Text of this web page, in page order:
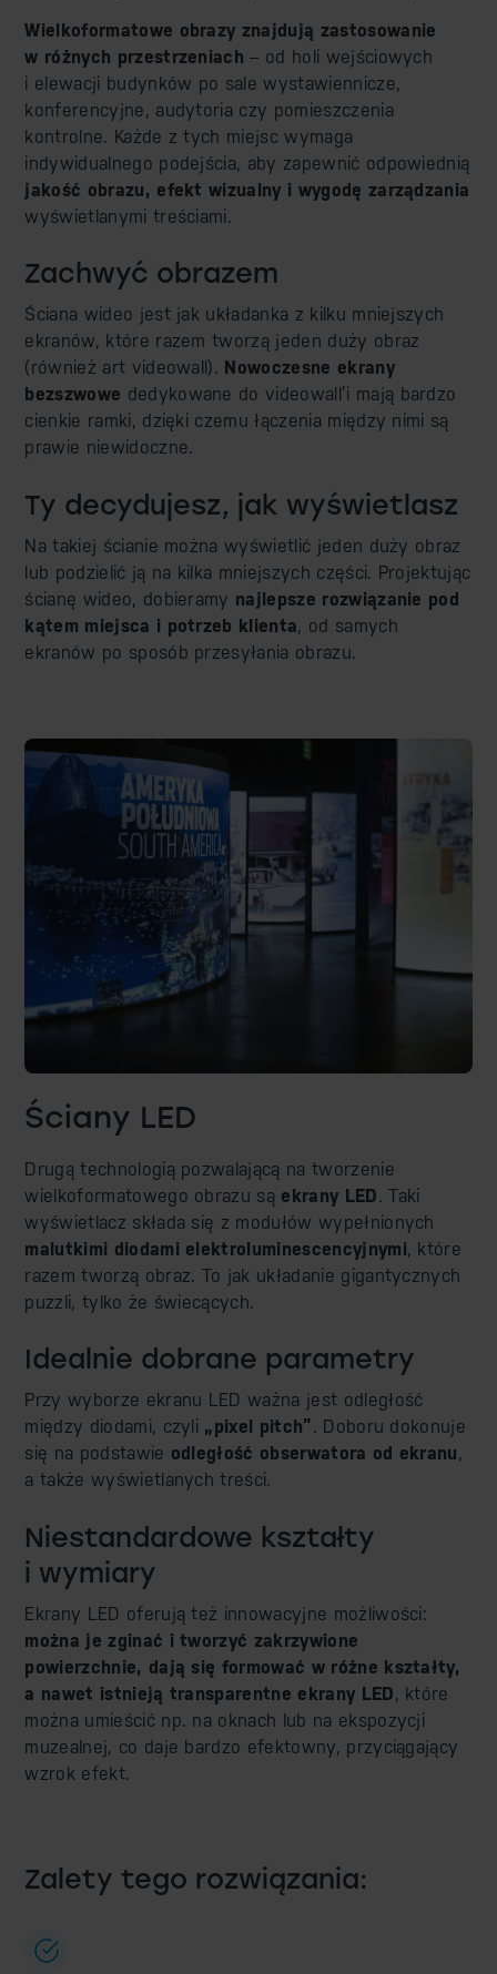
Wielkoformatowe obrazy znajdują zastosowanie
w różnych przestrzeniach – od holi wejściowych
i elewacji budynków po sale wystawiennicze,
konferencyjne, audytoria czy pomieszczenia
kontrolne. Każde z tych miejsc wymaga
indywidualnego podejścia, aby zapewnić odpowiednią
jakość obrazu, efekt wizualny i wygodę zarządzania
wyświetlanymi treściami.
Zachwyć obrazem
Ściana wideo jest jak układanka z kilku mniejszych
ekranów, które razem tworzą jeden duży obraz
(również art videowall). Nowoczesne ekrany
bezszwowe dedykowane do videowall’i mają bardzo
cienkie ramki, dzięki czemu łączenia między nimi są
prawie niewidoczne.
Ty decydujesz, jak wyświetlasz
Na takiej ścianie można wyświetlić jeden duży obraz
lub podzielić ją na kilka mniejszych części. Projektując
ścianę wideo, dobieramy najlepsze rozwiązanie pod
kątem miejsca i potrzeb klienta, od samych
ekranów po sposób przesyłania obrazu.
Ściany LED
Drugą technologią pozwalającą na tworzenie
wielkoformatowego obrazu są ekrany LED. Taki
wyświetlacz składa się z modułów wypełnionych
malutkimi diodami elektroluminescencyjnymi, które
razem tworzą obraz. To jak układanie gigantycznych
puzzli, tylko że świecących.
Idealnie dobrane parametry
Przy wyborze ekranu LED ważna jest odległość
między diodami, czyli „pixel pitch”. Doboru dokonuje
się na podstawie odległość obserwatora od ekranu,
a także wyświetlanych treści.
Niestandardowe kształty
i wymiary
Ekrany LED oferują też innowacyjne możliwości:
można je zginać i tworzyć zakrzywione
powierzchnie, dają się formować w różne kształty,
a nawet istnieją transparentne ekrany LED, które
można umieścić np. na oknach lub na ekspozycji
muzealnej, co daje bardzo efektowny, przyciągający
wzrok efekt.
Zalety tego rozwiązania: